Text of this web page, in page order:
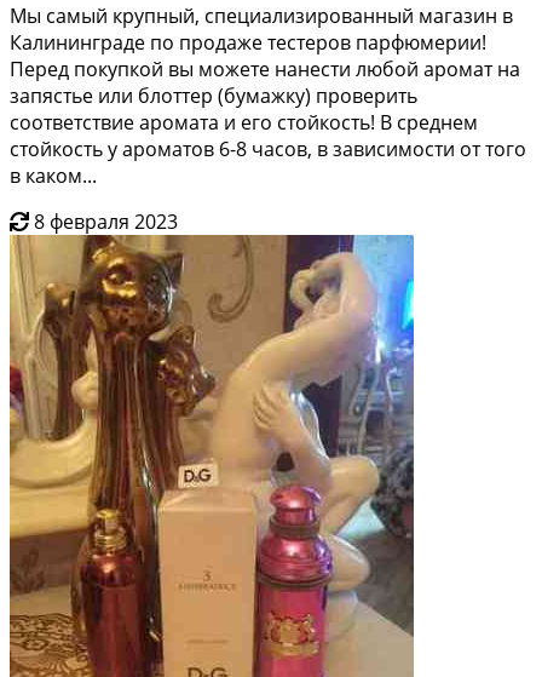
Мы самый крупный, специализированный магазин в
Калининграде по продаже тестеров парфюмерии!
Перед покупкой вы можете нанести любой аромат на
запястье или блоттер (бумажку) проверить
соответствие аромата и его стойкость! В среднем
стойкость у ароматов 6-8 часов, в зависимости от того
в каком...
8 февраля 2023